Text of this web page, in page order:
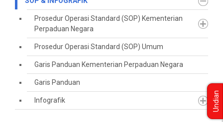
Prosedur Operasi Standard (SOP) Kementerian
Perpaduan Negara
Prosedur Operasi Standard (SOP) Umum
Garis Panduan Kementerian Perpaduan Negara
Garis Panduan
Infografik Undian